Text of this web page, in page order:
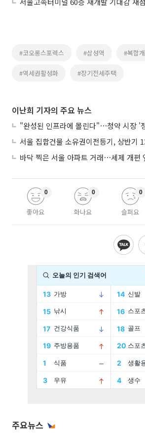
#코오롱스포렉스 #삼성역 #복합
#역세권활성화 #장기전세주택
이난희 기자의 주요 뉴스
서울 집합건물 소유권이전등기, 상반기
바닥 찍은 서울 아파트 거래⋯세제 개편
좋아요
0
화나요
0
슬퍼요
0
주요뉴스